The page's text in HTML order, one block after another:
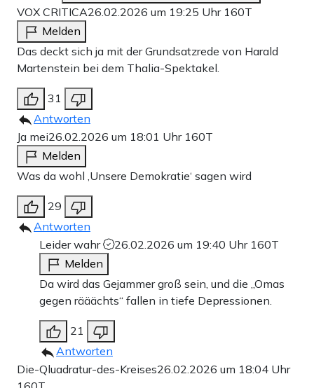
VOX CRITICA26.02.2026 um 19:25 Uhr 160T
Melden
Das deckt sich ja mit der Grundsatzrede von Harald
Martenstein bei dem Thalia-Spektakel.
31
Antworten
Ja mei26.02.2026 um 18:01 Uhr 160T
Melden
Was da wohl ‚Unsere Demokratie‘ sagen wird
29
Antworten
Leider wahr
26.02.2026 um 19:40 Uhr 160T
Melden
Da wird das Gejammer groß sein, und die „Omas
gegen rääächts“ fallen in tiefe Depressionen.
21
Antworten
Die-Qluadratur-des-Kreises26.02.2026 um 18:04 Uhr